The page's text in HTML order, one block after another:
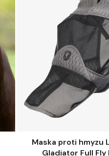
Maska proti hmyzu
Gladiator Full Fly